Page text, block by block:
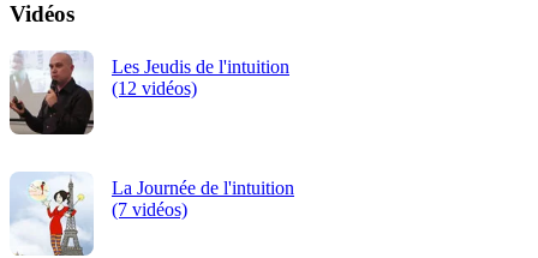
Vidéos
Les Jeudis de l'intuition
(12 vidéos)
La Journée de l'intuition
(7 vidéos)